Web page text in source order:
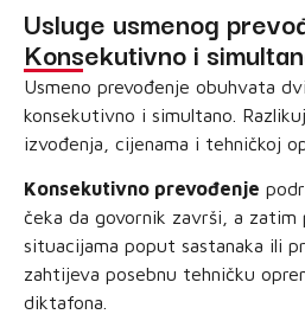
Usluge usmenog
Konsekutivno i
Usmeno prevođenje obuhvata
konsekutivno i simultano.
izvođenja, cijenama i tehničkoj
Konsekutivno prevođenje
čeka da govornik završi, a zatim
situacijama poput sastanaka ili
zahtijeva posebnu tehničku
diktafona.